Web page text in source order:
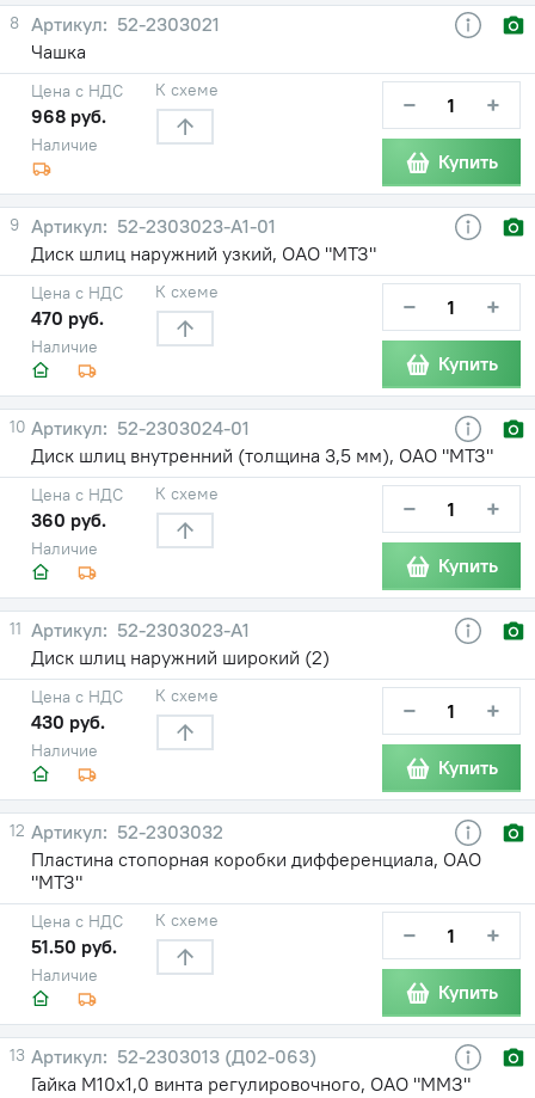
8
52-2303021
Чашка
Наличие
Цена с НДС
968 руб.
К схеме − +
Купить
9
52-2303023-А1-01
Диск шлиц наружний узкий, ОАО "МТЗ"
Наличие
Цена с НДС
470 руб.
К схеме − +
Купить
10
52-2303024-01
Диск шлиц внутренний (толщина 3,5 мм), ОАО "МТЗ"
Наличие
Цена с НДС
360 руб.
К схеме − +
Купить
11
52-2303023-А1
Диск шлиц наружний широкий (2)
Наличие
Цена с НДС
430 руб.
К схеме − +
Купить
12
52-2303032
Пластина стопорная коробки дифференциала, ОАО
"МТЗ"
Наличие
Цена с НДС
51.50 руб.
К схеме − +
Купить
13
52-2303013 (Д02-063)
Гайка М10х1,0 винта регулировочного, ОАО "ММЗ"